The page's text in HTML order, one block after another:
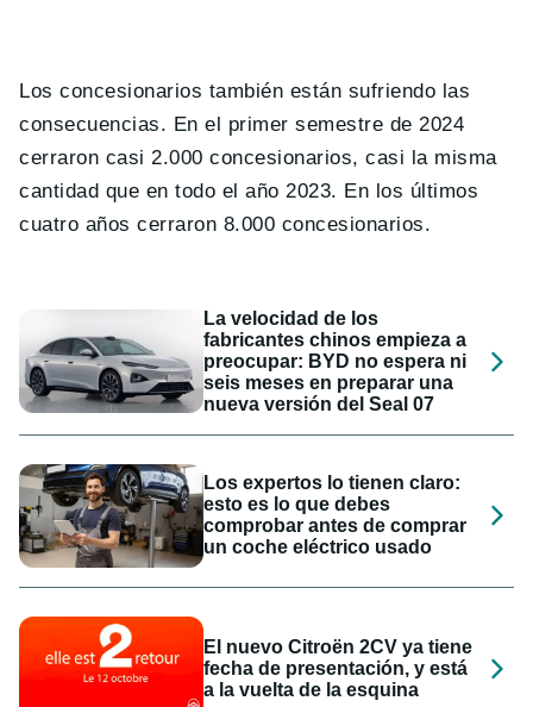
Los concesionarios también están sufriendo las
consecuencias. En el primer semestre de 2024
cerraron casi 2.000 concesionarios, casi la misma
cantidad que en todo el año 2023. En los últimos
cuatro años cerraron 8.000 concesionarios.
La velocidad de los
fabricantes chinos empieza a
preocupar: BYD no espera ni
seis meses en preparar una
nueva versión del Seal 07
Los expertos lo tienen claro:
esto es lo que debes
comprobar antes de comprar
un coche eléctrico usado
El nuevo Citroën 2CV ya tiene
fecha de presentación, y está
a la vuelta de la esquina